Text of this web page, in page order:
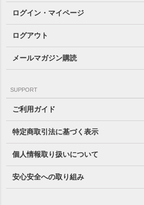
ログイン・マイページ
ログアウト
メールマガジン購読
SUPPORT
ご利用ガイド
特定商取引法に基づく表示
個人情報取り扱いについて
安心安全への取り組み